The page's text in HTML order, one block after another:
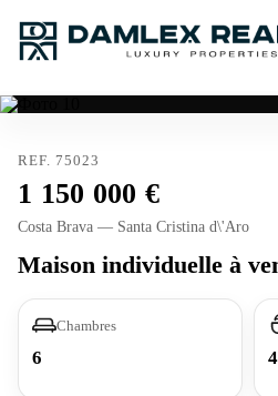
REF. 75023
1 150 000
Costa Brava — Santa Cristina d\'Aro
Maison individuelle à
Chambres
6 4